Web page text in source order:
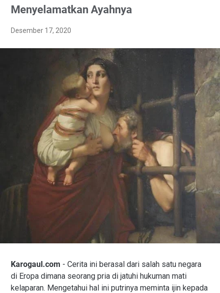
Menyelamatkan Ayahnya
Desember 17, 2020
Karogaul.com - Cerita ini berasal dari salah satu negara
di Eropa dimana seorang pria di jatuhi hukuman mati
kelaparan. Mengetahui hal ini putrinya meminta ijin kepada